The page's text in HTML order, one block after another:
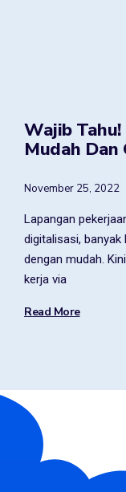
Wajib
Mudah Dan
November 25, 2022
Lapangan
digitalisasi, banyak
dengan mudah.
kerja via
Read More